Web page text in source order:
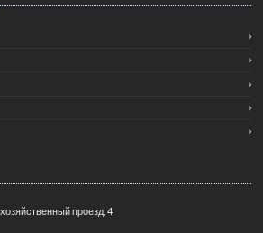
проезд, 4